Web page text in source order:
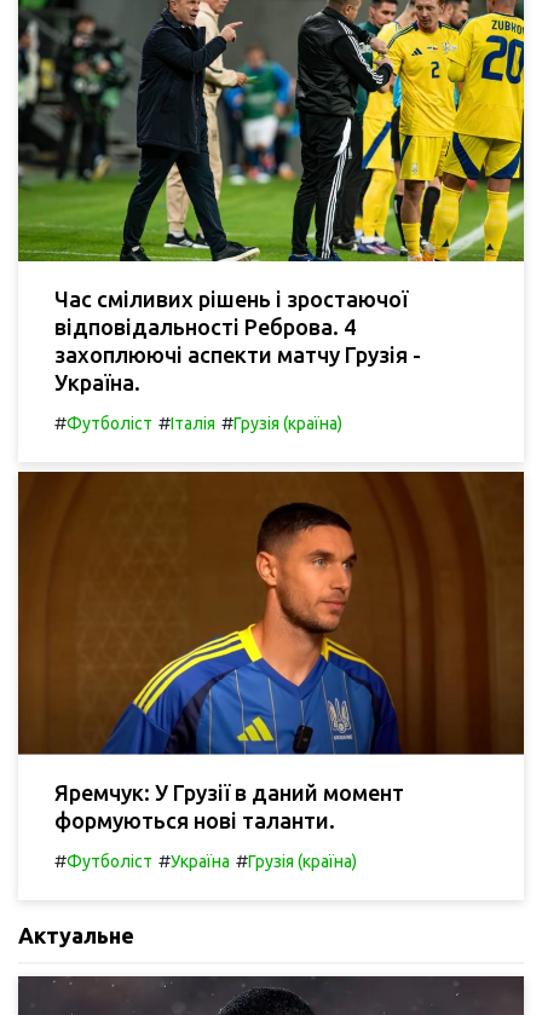
Час сміливих рішень і зростаючої
відповідальності Реброва. 4
захоплюючі аспекти матчу Грузія -
Україна.
#Футболіст #Італія #Грузія (країна)
Яремчук: У Грузії в даний момент
формуються нові таланти.
#Футболіст #Україна #Грузія (країна)
Актуальне